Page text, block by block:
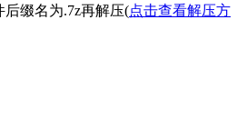
缀名为.7z再解压(点击查看解压方